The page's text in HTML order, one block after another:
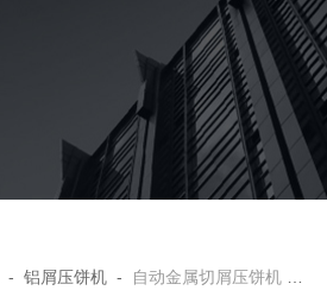
-铝屑压饼机 - 自动金属切屑压饼机 进口配置